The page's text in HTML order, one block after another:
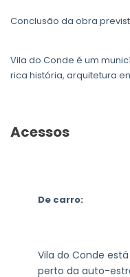
Conclusão da obra
Vila do Conde é um
rica história, arquitetura
Acessos
De carro:
Vila do Conde
perto da auto-